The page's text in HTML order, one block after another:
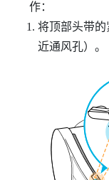
作：
将顶部头带
近通风孔）。